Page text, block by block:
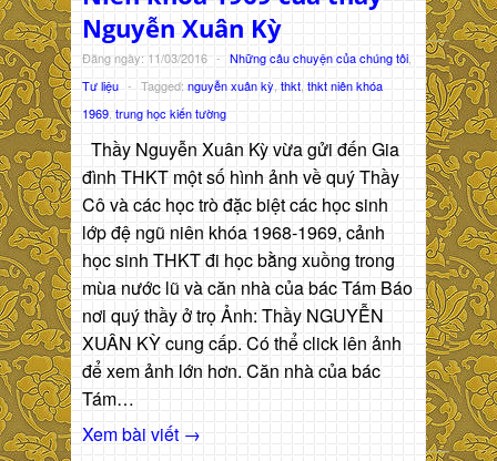
Nguyễn Xuân Kỳ
Đăng ngày: 11/03/2016 - Những câu chuyện của chúng tôi
Tư liệu - Tagged: nguyễn xuân kỳ, thkt, thkt niên khóa
1969 trung học kiến tường
Thầy Nguyễn Xuân Kỳ vừa gửi đến Gia
đình THKT một số hình ảnh về quý Thầy
Cô và các học trò đặc biệt các học sinh
lớp đệ ngũ niên khóa 1968-1969, cảnh
học sinh THKT đi học bằng xuồng trong
mùa nước lũ và căn nhà của bác Tám Báo
nơi quý thầy ở trọ Ảnh: Thầy NGUYỄN
XUÂN KỲ cung cấp. Có thể click lên ảnh
để xem ảnh lớn hơn. Căn nhà của bác
Tám…
Xem bài viết →